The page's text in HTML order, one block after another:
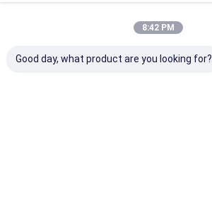
8:42 PM
Good day, what product are you looking for?